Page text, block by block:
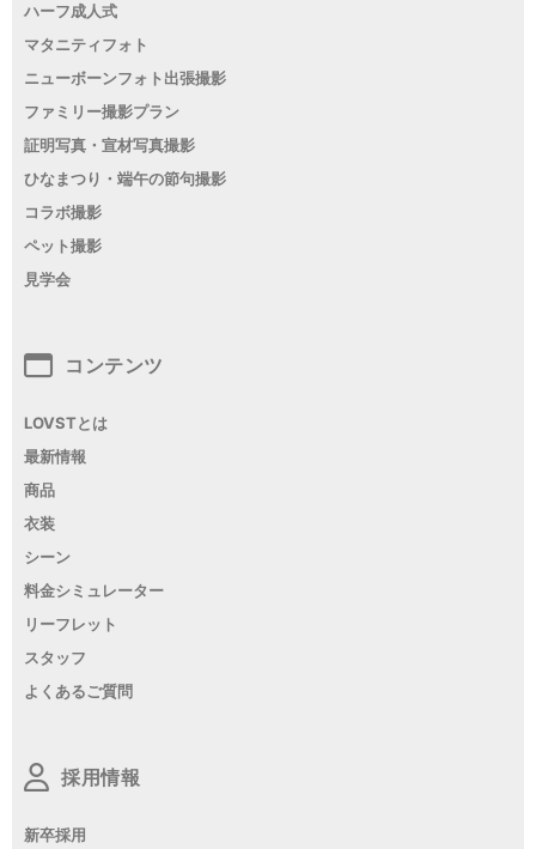
ハーフ成人式
マタニティフォト
ニューボーンフォト出張撮影
ファミリー撮影プラン
証明写真・宣材写真撮影
ひなまつり・端午の節句撮影
コラボ撮影
ペット撮影
見学会
コンテンツ
LOVSTとは
最新情報
商品
衣装
シーン
料金シミュレーター
リーフレット
スタッフ
よくあるご質問
採用情報
新卒採用